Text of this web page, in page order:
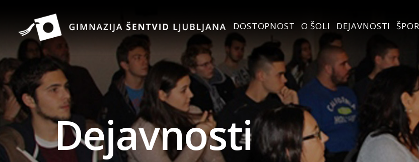
DOSTOPNOST O ŠOLI DEJAVNOSTI
Dejavnosti